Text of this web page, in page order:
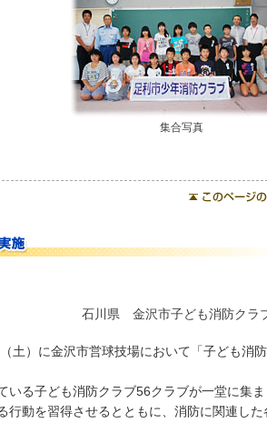
集合写真
石川県 金沢市子ども消防クラ
土）に金沢市営球技場において「子ども消
る子ども消防クラブ56クラブが一堂に集ま
動を習得させるとともに、消防に関連した